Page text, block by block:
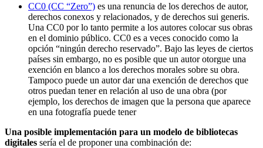
CC0 (CC “Zero”) es una renuncia de los derechos de autor,
derechos conexos y relacionados, y de derechos sui generis.
Una CC0 por lo tanto permite a los autores colocar sus obras
en el dominio público. CC0 es a veces conocido como la
opción “ningún derecho reservado”. Bajo las leyes de ciertos
países sin embargo, no es posible que un autor otorgue una
exención en blanco a los derechos morales sobre su obra.
Tampoco puede un autor dar una exención de derechos que
otros puedan tener en relación al uso de una obra (por
ejemplo, los derechos de imagen que la persona que aparece
en una fotografía puede tener
Una posible implementación para un modelo de bibliotecas
digitales sería el de proponer una combinación de: